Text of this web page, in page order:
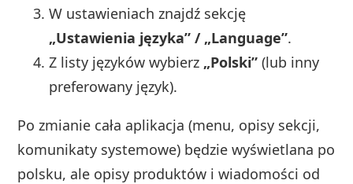
W ustawieniach znajdź sekcję
„Ustawienia języka” / „Language”.
Z listy języków wybierz „Polski” (lub inny
preferowany język).
Po zmianie cała aplikacja (menu, opisy sekcji,
komunikaty systemowe) będzie wyświetlana po
polsku, ale opisy produktów i wiadomości od